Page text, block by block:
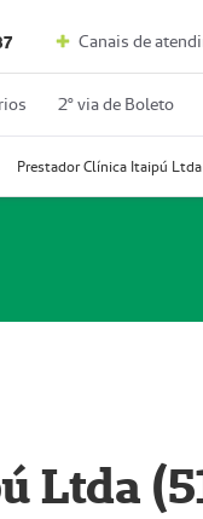
Canais de
2º via de Boleto
Prestador Clínica Itaipú
Ltda